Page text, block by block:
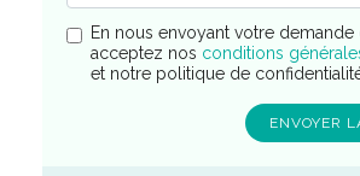
En nous envoyant votre demande
acceptez nos conditions
et notre politique de